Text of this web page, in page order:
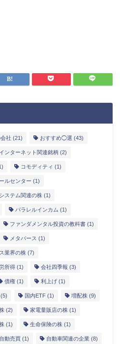
社 (21) おすすめ◯選 (43)
インターネット関連銘柄 (2)
コモディティ (1)
ルセンター (1)
システム関連の株 (1)
パラレルインカム (1)
ファンダメンタル投資の教科書 (1)
メタバース (1)
業界の株 (7)
所得 (1) 会社四季報 (3)
債権 (1) 利上げ (1)
(5) 国内ETF (1) 増配株 (9)
(2) 家電量販店の株 (1)
(1) 生命保険の株 (1)
自動売買 (1) 自動車関連の企業 (8)